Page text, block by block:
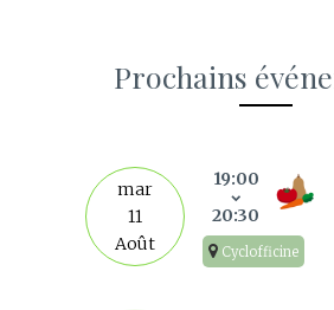
Prochains
mar
11
Août
19:00
20:30
Cyclofficine